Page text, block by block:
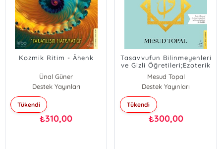
Kozmik Ritim - Âhenk
Ünal Güner
Destek Yayınları
Tükendi
₺310,00
Tasavvufun Bilinmeyenleri
ve Gizli Öğretileri;Ezoterik
Tasavvuf (Gözden
Geçirilmiş ve
Genişletilmiş)
Mesud Topal
Destek Yayınları
Tükendi
₺300,00